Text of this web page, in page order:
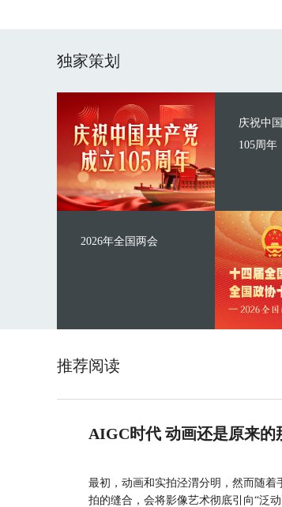
独家策划
庆祝中
105周年
2026年全国两会
推荐阅读
AIGC时代 动画还是原来的
最初，动画和实拍泾渭分明，然而随
拍的缝合，会将影像艺术彻底引向“泛动